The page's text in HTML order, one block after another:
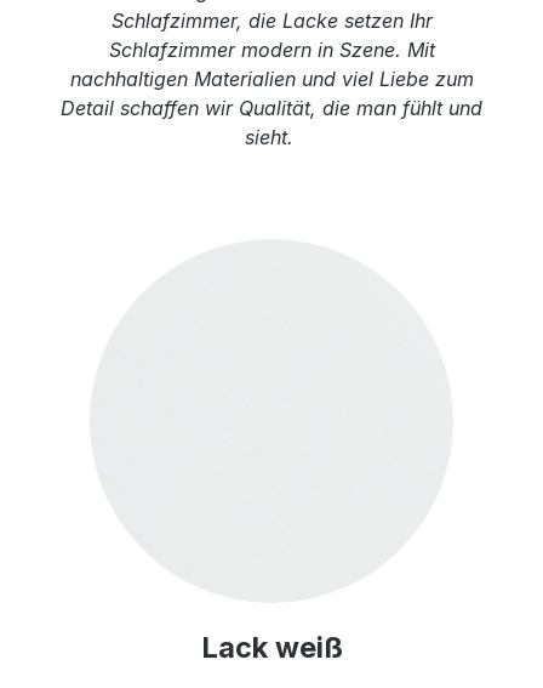
Schlafzimmer, die Lacke setzen Ihr
Schlafzimmer modern in Szene. Mit
nachhaltigen Materialien und viel Liebe zum
Detail schaffen wir Qualität, die man fühlt und
sieht.
Lack weiß